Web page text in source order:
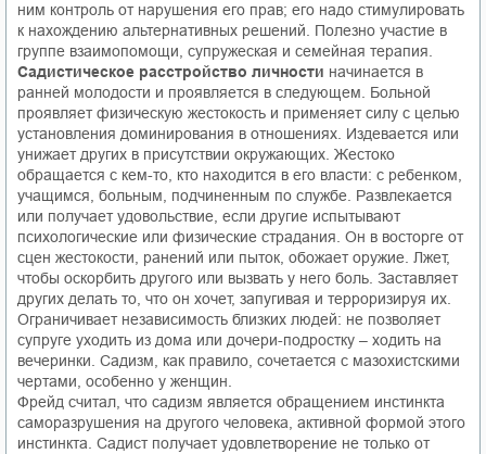
ним контроль от нарушения его прав; его надо стимулировать
к нахождению альтернативных решений. Полезно участие в
группе взаимопомощи, супружеская и семейная терапия.
Садистическое расстройство личности начинается в
ранней молодости и проявляется в следующем. Больной
проявляет физическую жестокость и применяет силу с целью
установления доминирования в отношениях. Издевается или
унижает других в присутствии окружающих. Жестоко
обращается с кем-то, кто находится в его власти: с ребенком,
учащимся, больным, подчиненным по службе. Развлекается
или получает удовольствие, если другие испытывают
психологические или физические страдания. Он в восторге от
сцен жестокости, ранений или пыток, обожает оружие. Лжет,
чтобы оскорбить другого или вызвать у него боль. Заставляет
других делать то, что он хочет, запугивая и терроризируя их.
Ограничивает независимость близких людей: не позволяет
супруге уходить из дома или дочери-подростку – ходить на
вечеринки. Садизм, как правило, сочетается с мазохистскими
чертами, особенно у женщин.
Фрейд считал, что садизм является обращением инстинкта
саморазрушения на другого человека, активной формой этого
инстинкта. Садист получает удовлетворение не только от